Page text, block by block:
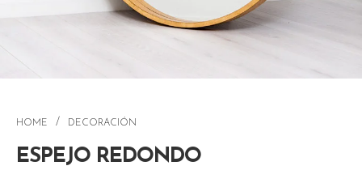
HOME / DECORACIÓN
ESPEJO REDONDO